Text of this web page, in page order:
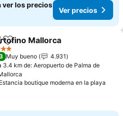
ver los precios
Ver precios
Añadir a favoritos
Mallorca
Muy bueno
4.931
3.4 km de: Aeropuerto de Palma de
Estancia boutique moderna en la playa